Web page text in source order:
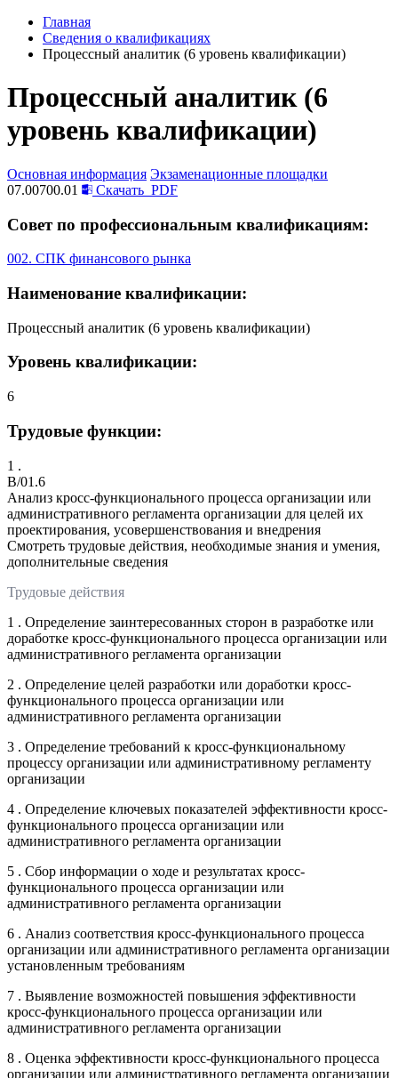
Главная
Сведения о квалификациях
Процессный аналитик (6 уровень квалификации)
Процессный аналитик (6
уровень квалификации)
Основная информация Экзаменационные площадки
07.00700.01
Скачать PDF
Совет по профессиональным квалификациям:
002. СПК финансового рынка
Наименование квалификации:
Процессный аналитик (6 уровень квалификации)
Уровень квалификации:
6
Трудовые функции:
1 .
B/01.6
Анализ кросс-функционального процесса организации или
административного регламента организации для целей их
проектирования, усовершенствования и внедрения
Смотреть трудовые действия, необходимые знания и умения,
дополнительные сведения
Трудовые действия
1 . Определение заинтересованных сторон в разработке или
доработке кросс-функционального процесса организации или
административного регламента организации
2 . Определение целей разработки или доработки кросс-
функционального процесса организации или
административного регламента организации
3 . Определение требований к кросс-функциональному
процессу организации или административному регламенту
организации
4 . Определение ключевых показателей эффективности кросс-
функционального процесса организации или
административного регламента организации
5 . Сбор информации о ходе и результатах кросс-
функционального процесса организации или
административного регламента организации
6 . Анализ соответствия кросс-функционального процесса
организации или административного регламента организации
установленным требованиям
7 . Выявление возможностей повышения эффективности
кросс-функционального процесса организации или
административного регламента организации
8 . Оценка эффективности кросс-функционального процесса
организации или административного регламента организации